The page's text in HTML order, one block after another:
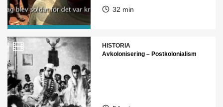
32 min
HISTORIA
Avkolonisering – Postkolonialism